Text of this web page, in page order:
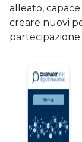
alleato,
creare nuovi